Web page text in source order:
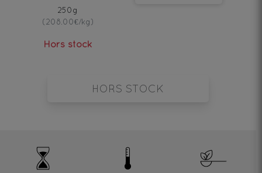
250g
(208.00€/kg)
Hors stock
HORS STOCK